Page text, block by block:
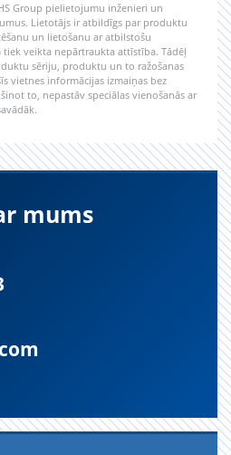
Group pielietojumu inženieri un
Lietotājs ir atbildīgs par produktu
un lietošanu ar atbilstošu
veikta nepārtraukta attīstība. Tādēļ
sēriju, produktu un to ražošanas
vietnes informācijas izmaiņas bez
to, nepastāv speciālas vienošanās ar
mums